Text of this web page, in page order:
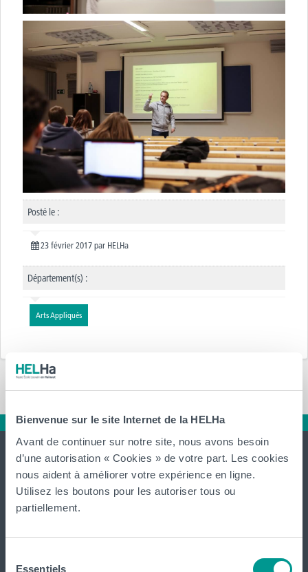
Bienvenue sur le site Internet de la HELHa
Avant de continuer sur notre site, nous avons besoin
d’une autorisation « Cookies » de votre part. Les cookies
nous aident à améliorer votre expérience en ligne.
Utilisez les boutons pour les autoriser tous ou
partiellement.
Essentiels
Posté le :
23 février 2017 par HELHa
Département(s) :
Arts Appliqués